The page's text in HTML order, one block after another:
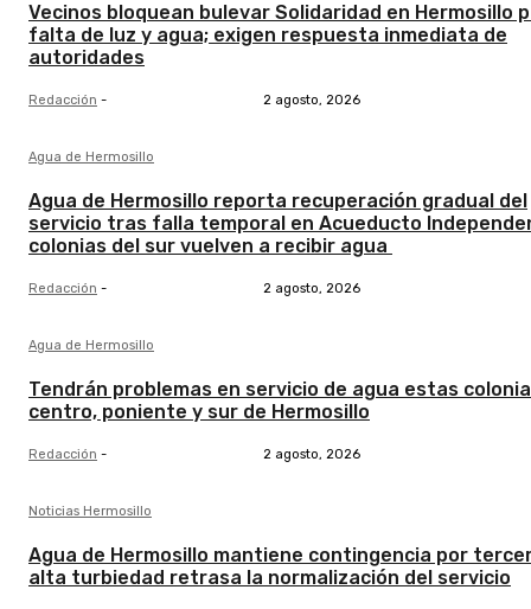
Vecinos bloquean bulevar Solidaridad en Hermosillo
falta de luz y agua; exigen respuesta inmediata de
autoridades
Redacción - 2 agosto, 2026
Agua de Hermosillo
Agua de Hermosillo reporta recuperación gradual del
servicio tras falla temporal en Acueducto
colonias del sur vuelven a recibir agua
Redacción - 2 agosto, 2026
Agua de Hermosillo
Tendrán problemas en servicio de agua estas
centro, poniente y sur de Hermosillo
Redacción - 2 agosto, 2026
Noticias Hermosillo
Agua de Hermosillo mantiene contingencia por
alta turbiedad retrasa la normalización del servicio